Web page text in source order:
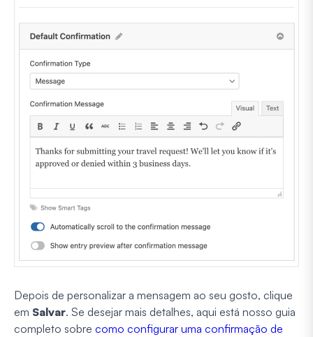
Depois de personalizar a mensagem ao seu gosto, clique
em Salvar. Se desejar mais detalhes, aqui está nosso guia
completo sobre como configurar uma confirmação de